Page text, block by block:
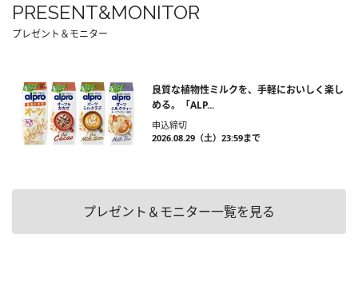
PRESENT&MONITOR
プレゼント＆モニター
良質な植物性ミルクを、手軽においしく楽し
める。「ALP...
申込締切
2026.08.29（土）23:59まで
プレゼント＆モニター一覧を見る